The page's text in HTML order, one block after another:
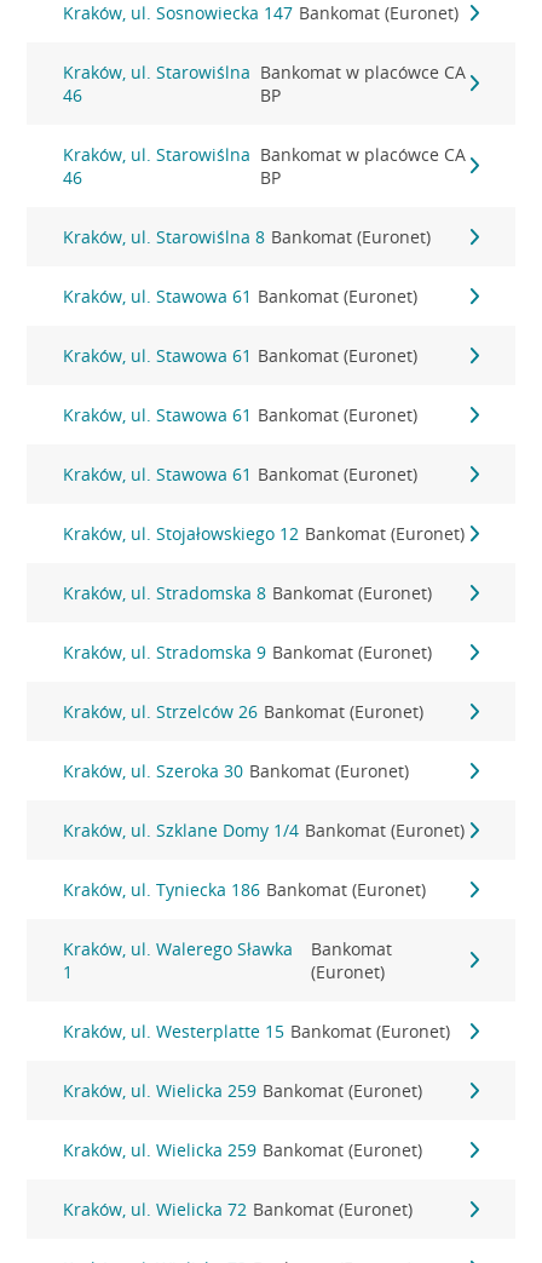
Kraków, ul. Sosnowiecka 147 Bankomat (Euronet)
Kraków, ul. Starowiślna
46
Bankomat w placówce CA
BP
Kraków, ul. Starowiślna
46
Bankomat w placówce CA
BP
Kraków, ul. Starowiślna 8 Bankomat (Euronet)
Kraków, ul. Stawowa 61 Bankomat (Euronet)
Kraków, ul. Stawowa 61 Bankomat (Euronet)
Kraków, ul. Stawowa 61 Bankomat (Euronet)
Kraków, ul. Stawowa 61 Bankomat (Euronet)
Kraków, ul. Stojałowskiego 12 Bankomat (Euronet)
Kraków, ul. Stradomska 8 Bankomat (Euronet)
Kraków, ul. Stradomska 9 Bankomat (Euronet)
Kraków, ul. Strzelców 26 Bankomat (Euronet)
Kraków, ul. Szeroka 30 Bankomat (Euronet)
Kraków, ul. Szklane Domy 1/4 Bankomat (Euronet)
Kraków, ul. Tyniecka 186 Bankomat (Euronet)
Kraków, ul. Walerego Sławka
1
Bankomat
(Euronet)
Kraków, ul. Westerplatte 15 Bankomat (Euronet)
Kraków, ul. Wielicka 259 Bankomat (Euronet)
Kraków, ul. Wielicka 259 Bankomat (Euronet)
Kraków, ul. Wielicka 72 Bankomat (Euronet)